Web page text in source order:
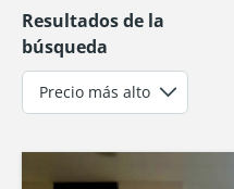
Resultados de la
búsqueda